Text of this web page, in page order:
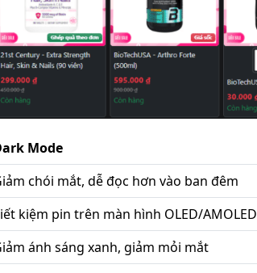
Mode
chói mắt, dễ đọc hơn vào ban đêm
kiệm pin trên màn hình OLED/AMOLED
ánh sáng xanh, giảm mỏi mắt